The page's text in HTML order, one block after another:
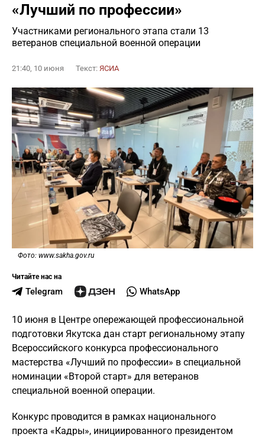
«Лучший по профессии»
Участниками регионального этапа стали 13
ветеранов специальной военной операции
21:40, 10 июня Текст: ЯСИА
Фото: www.sakha.gov.ru
Читайте нас на
Telegram WhatsApp
10 июня в Центре опережающей профессиональной
подготовки Якутска дан старт региональному этапу
Всероссийского конкурса профессионального
мастерства «Лучший по профессии» в специальной
номинации «Второй старт» для ветеранов
специальной военной операции.
Конкурс проводится в рамках национального
проекта «Кадры», инициированного президентом